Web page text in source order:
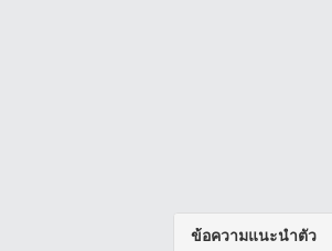
ข้อความแนะนำตัว